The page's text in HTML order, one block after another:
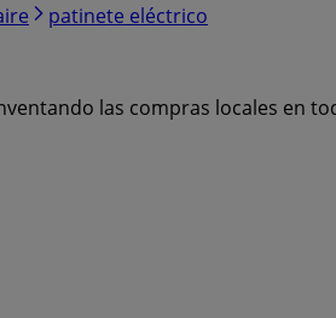
patinete eléctrico
las compras locales en